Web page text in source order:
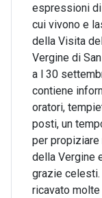
espressioni
cui vivono e
della Visita
Vergine di
a l 30
contiene
oratori,
posti, un
per propiziare
della Vergine
grazie celesti.
ricavato